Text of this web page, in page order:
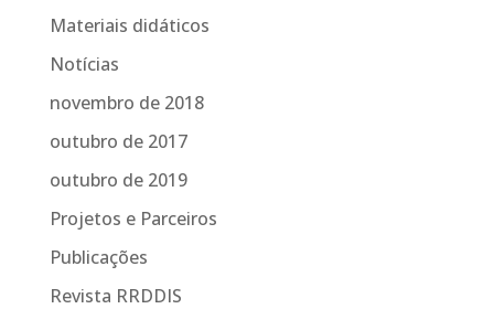
Materiais didáticos
Notícias
novembro de 2018
outubro de 2017
outubro de 2019
Projetos e Parceiros
Publicações
Revista RRDDIS